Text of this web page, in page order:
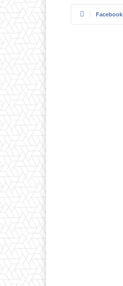
Facebook